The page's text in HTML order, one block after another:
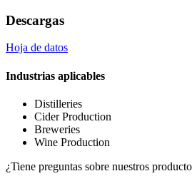
Descargas
Hoja de datos
Industrias aplicables
Distilleries
Cider Production
Breweries
Wine Production
¿Tiene preguntas sobre nuestros